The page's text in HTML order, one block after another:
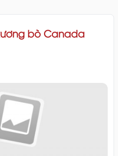
bò Canada